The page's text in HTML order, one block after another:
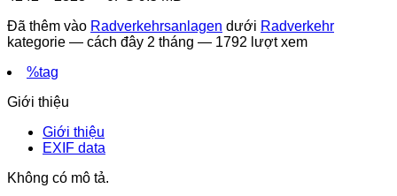
Đã thêm vào Radverkehrsanlagen dưới Radverkehr
kategorie — cách đây 2 tháng — 1792 lượt xem
%tag
Giới thiệu
Giới thiệu
EXIF data
Không có mô tả.